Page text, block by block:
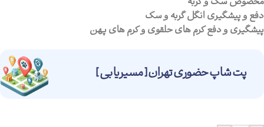
دفع و پیشگیری انگل گربه و سگ
پیشگیری و دفع کرم های حلقوی و کرم های پهن
پت شاپ حضوری تهران [ مسیریابی ]